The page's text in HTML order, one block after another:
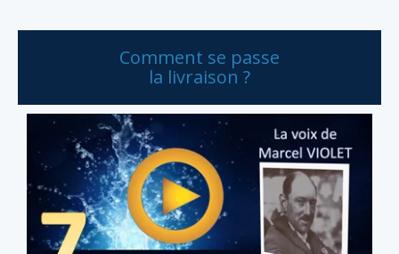
Comment se passe
la livraison ?